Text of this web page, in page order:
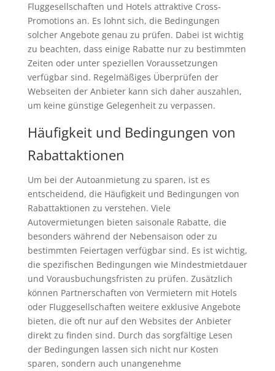
Fluggesellschaften und Hotels attraktive Cross-
Promotions an. Es lohnt sich, die Bedingungen
solcher Angebote genau zu prüfen. Dabei ist wichtig
zu beachten, dass einige Rabatte nur zu bestimmten
Zeiten oder unter speziellen Voraussetzungen
verfügbar sind. Regelmäßiges Überprüfen der
Webseiten der Anbieter kann sich daher auszahlen,
um keine günstige Gelegenheit zu verpassen.
Häufigkeit und Bedingungen von
Rabattaktionen
Um bei der Autoanmietung zu sparen, ist es
entscheidend, die Häufigkeit und Bedingungen von
Rabattaktionen zu verstehen. Viele
Autovermietungen bieten saisonale Rabatte, die
besonders während der Nebensaison oder zu
bestimmten Feiertagen verfügbar sind. Es ist wichtig,
die spezifischen Bedingungen wie Mindestmietdauer
und Vorausbuchungsfristen zu prüfen. Zusätzlich
können Partnerschaften von Vermietern mit Hotels
oder Fluggesellschaften weitere exklusive Angebote
bieten, die oft nur auf den Websites der Anbieter
direkt zu finden sind. Durch das sorgfältige Lesen
der Bedingungen lassen sich nicht nur Kosten
sparen, sondern auch unangenehme